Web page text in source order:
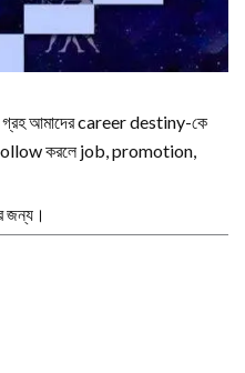
আমাদের career destiny-কে
করলে job, promotion,
জন্য।